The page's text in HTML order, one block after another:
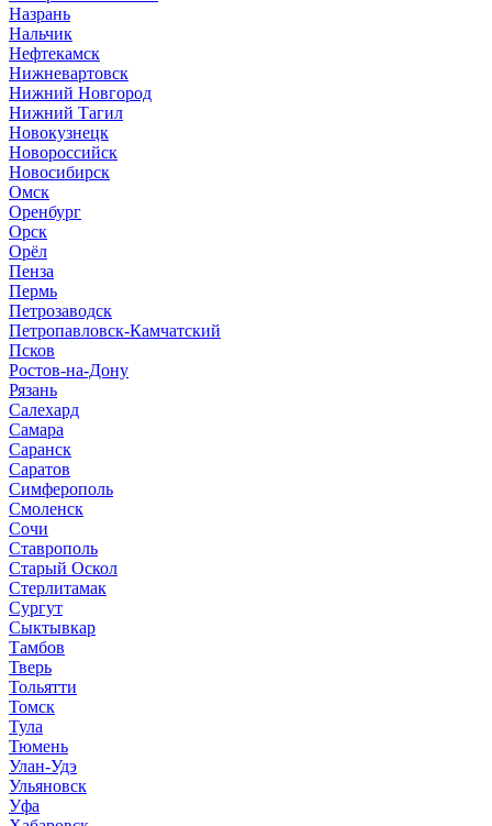
Назрань
Нальчик
Нефтекамск
Нижневартовск
Нижний Новгород
Нижний Тагил
Новокузнецк
Новороссийск
Новосибирск
Омск
Оренбург
Орск
Орёл
Пенза
Пермь
Петрозаводск
Петропавловск-Камчатский
Псков
Ростов-на-Дону
Рязань
Салехард
Самара
Саранск
Саратов
Симферополь
Смоленск
Сочи
Ставрополь
Старый Оскол
Стерлитамак
Сургут
Сыктывкар
Тамбов
Тверь
Тольятти
Томск
Тула
Тюмень
Улан-Удэ
Ульяновск
Уфа